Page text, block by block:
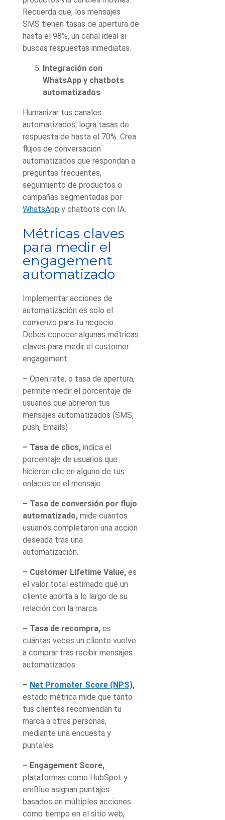
Recuerda que, los mensajes
SMS tienen tasas de apertura de
hasta el 98%, un canal ideal si
buscas respuestas inmediatas.
Integración con
WhatsApp y chatbots
automatizados
Humanizar tus canales
automatizados, logra tasas de
respuesta de hasta el 70%. Crea
flujos de conversación
automatizados que respondan a
preguntas frecuentes,
seguimiento de productos o
campañas segmentadas por
WhatsApp y chatbots con IA.
Métricas claves
para medir el
engagement
automatizado
Implementar acciones de
automatización es solo el
comienzo para tu negocio.
Debes conocer algunas métricas
claves para medir el customer
engagement:
– Open rate, o tasa de apertura,
permite medir el porcentaje de
usuarios que abrieron tus
mensajes automatizados (SMS,
push, Emails)
– Tasa de clics, indica el
porcentaje de usuarios que
hicieron clic en alguno de tus
enlaces en el mensaje.
– Tasa de conversión por flujo
automatizado, mide cuántos
usuarios completaron una acción
deseada tras una
automatización.
– Customer Lifetime Value, es
el valor total estimado qué un
cliente aporta a lo largo de su
relación con la marca.
– Tasa de recompra, es
cuántas veces un cliente vuelve
a comprar tras recibir mensajes
automatizados.
– Net Promoter Score (NPS),
estado métrica mide que tanto
tus clientes recomiendan tu
marca a otras personas,
mediante una encuesta y
puntales.
– Engagement Score,
plataformas como HubSpot y
emBlue asignan puntajes
basados en múltiples acciones
como tiempo en el sitio web,